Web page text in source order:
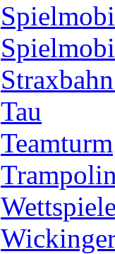
Tau
Teamturm
Trampolin
Wettspiele